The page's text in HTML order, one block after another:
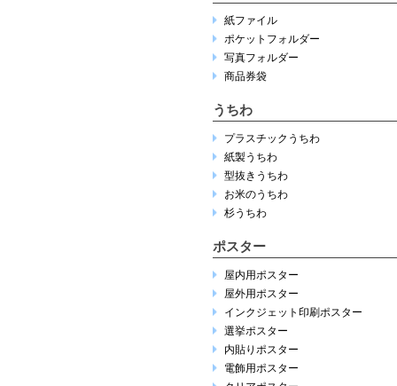
紙ファイル
ポケットフォルダー
写真フォルダー
商品券袋
うちわ
プラスチックうちわ
紙製うちわ
型抜きうちわ
お米のうちわ
杉うちわ
ポスター
屋内用ポスター
屋外用ポスター
インクジェット印刷ポスター
選挙ポスター
内貼りポスター
電飾用ポスター